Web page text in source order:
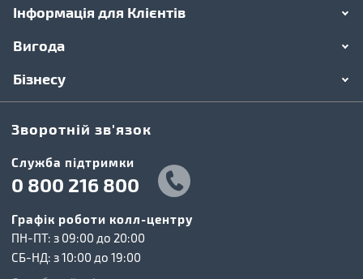
Інформація для Клієнтів
Вигода
Бізнесу
Зворотній зв'язок
Cлужба підтримки
0 800 216 800
Графік роботи колл-центру
ПН-ПТ: з 09:00 до 20:00
СБ-НД: з 10:00 до 19:00